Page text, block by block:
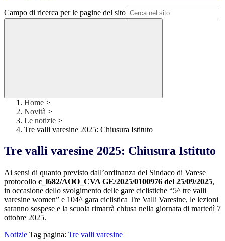
Campo di ricerca per le pagine del sito
Home >
Novità >
Le notizie >
Tre valli varesine 2025: Chiusura Istituto
Tre valli varesine 2025: Chiusura Istituto
Ai sensi di quanto previsto dall’ordinanza del Sindaco di Varese
protocollo c_l682/AOO_CVA GE/2025/0100976 del 25/09/2025,
in occasione dello svolgimento delle gare ciclistiche “5^ tre valli
varesine women” e 104^ gara ciclistica Tre Valli Varesine, le lezioni
saranno sospese e la scuola rimarrà chiusa nella giornata di martedì 7
ottobre 2025.
Notizie Tag pagina: Tre valli varesine